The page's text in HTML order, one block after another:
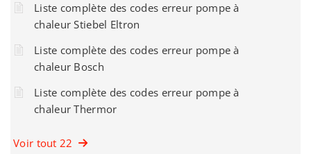
Liste complète des codes erreur pompe à
chaleur Stiebel Eltron
Liste complète des codes erreur pompe à
chaleur Bosch
Liste complète des codes erreur pompe à
chaleur Thermor
Voir tout 22